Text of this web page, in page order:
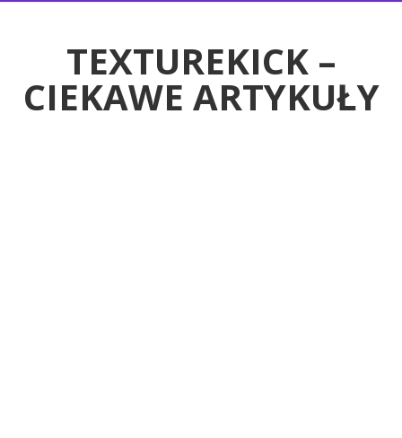
TEXTUREKICK –
CIEKAWE ARTYKUŁY